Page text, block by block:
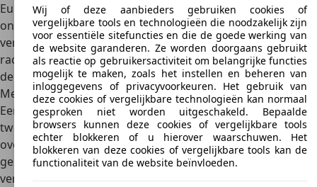
Europese Small Series Production Status mocht
ontvangen. Het resulteerde onder andere in een verdere
vernieuwing met de creatie van de iRacer, een elektrische
racewagen, en met de creatie van een hybride versie van
de Sport Turbo.
Megabusa
Een idee van het profiel van Westfield, ook op de
tweedehands markt, verkrijgt men het beste via een
overzicht van een aantal voorname modellen in de
geschiedenis van het bedrijf. Een eerste model dat
vervolgens een vermelding verdient is de Megabusa, die
Wij of deze aanbieders gebruiken cookies of
vergelijkbare tools en technologieën die noodzakelijk zijn
voor essentiële sitefuncties en die de goede werking van
de website garanderen. Ze worden doorgaans gebruikt
als reactie op gebruikersactiviteit om belangrijke functies
mogelijk te maken, zoals het instellen en beheren van
inloggegevens of privacyvoorkeuren. Het gebruik van
deze cookies of vergelijkbare technologieën kan normaal
gesproken niet worden uitgeschakeld. Bepaalde
browsers kunnen deze cookies of vergelijkbare tools
echter blokkeren of u hierover waarschuwen. Het
blokkeren van deze cookies of vergelijkbare tools kan de
functionaliteit van de website beïnvloeden.